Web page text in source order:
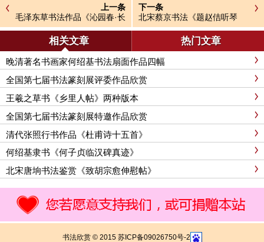
上一条
毛泽东草书法作品《沁园春·长
沙》
下一条
北宋蔡京书法《题赵佶听琴
图》高清大图欣赏
相关文章 热门文章
晚清著名书画家何绍基书法扇面作品四幅
全国第七届书法篆刻展评委作品欣赏
王羲之草书《乡里人帖》两种版本
全国第七届书法篆刻展特邀作品欣赏
清代张照行书作品《杜甫诗十五首》
何绍基隶书《何子贞临汉碑真迹》
北宋唐垧书法鉴赏《致胡宗愈伸慰帖》
书法欣赏 © 2015 苏ICP备09026750号-2